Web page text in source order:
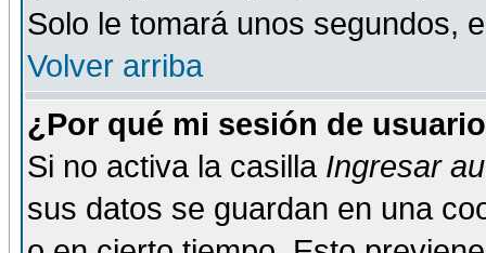
Solo le tomará unos segundos,
Volver arriba
¿Por qué mi sesión de
Si no activa la casilla Ingresar
sus datos se guardan en una